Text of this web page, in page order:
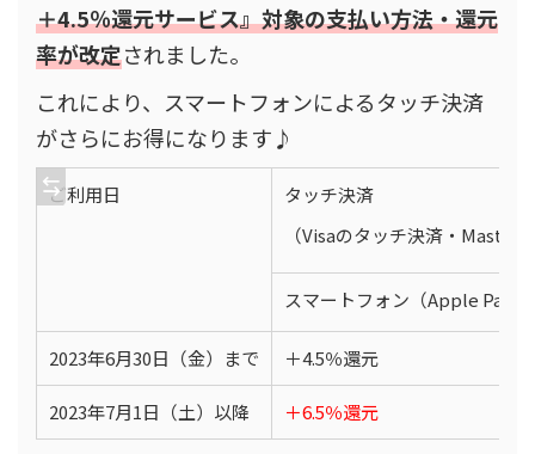
＋4.5％還元サービス』対象の支払い方法・還元
率が改定されました。
これにより、スマートフォンによるタッチ決済
がさらにお得になります♪
ご利用日
タッチ決済
（Visaのタッチ決済・
スマートフォン（Apple Pay
2023年6月30日（金）まで ＋4.5％還元
2023年7月1日（土）以降 ＋6.5％還元